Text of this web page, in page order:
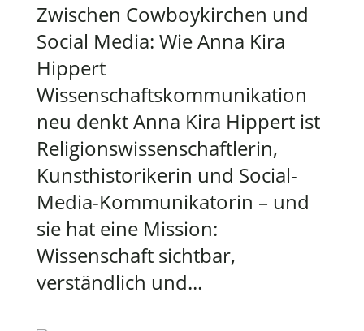
Zwischen Cowboykirchen und
Social Media: Wie Anna Kira
Hippert
Wissenschaftskommunikation
neu denkt Anna Kira Hippert ist
Religionswissenschaftlerin,
Kunsthistorikerin und Social-
Media-Kommunikatorin – und
sie hat eine Mission:
Wissenschaft sichtbar,
verständlich und...